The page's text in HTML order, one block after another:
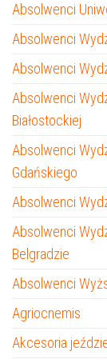
Absolwenci
Absolwenci
Absolwenci
Absolwenci
Białostockiej
Absolwenci
Gdańskiego
Absolwenci
Absolwenci
Belgradzie
Absolwenci
Agriocnemis
Akcesoria